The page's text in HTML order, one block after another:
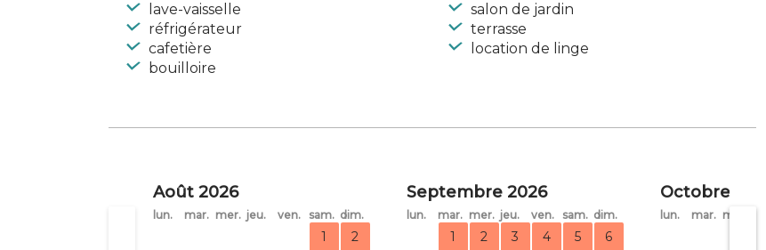
lave-vaisselle
réfrigérateur
cafetière
bouilloire
salon de jardin
terrasse
location de linge
Août 2026
lun. mar. mer. jeu. ven. sam. dim.
1
2
Septembre 2026
lun. mar. mer. jeu. ven. sam. dim.
1 2 3 4 5
6
Octobre 2026
lun. mar. mer.